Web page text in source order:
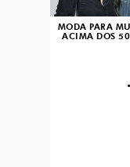
MODA PARA
ACIMA DOS